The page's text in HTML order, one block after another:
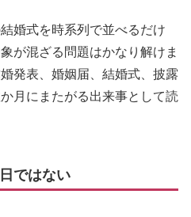
婚式を時系列で並べるだけ
が混ざる問題はかなり解けま
発表、婚姻届、結婚式、披露
月にまたがる出来事として読
ではない